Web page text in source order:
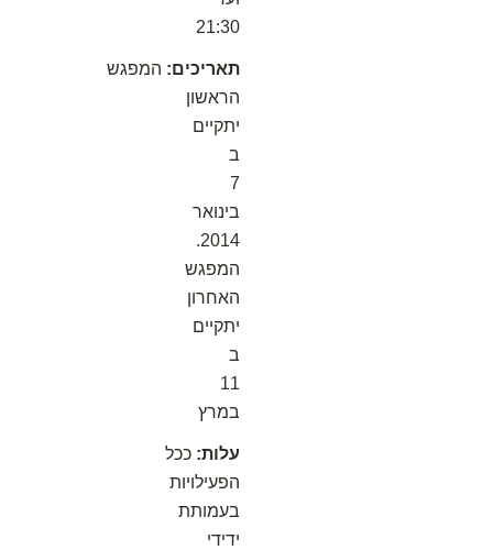
21:30
תאריכים: המפגש
הראשון
יתקיים
ב
7
בינואר
2014.
המפגש
האחרון
יתקיים
ב
11
במרץ
עלות: ככל
הפעילויות
בעמותת
ידידי